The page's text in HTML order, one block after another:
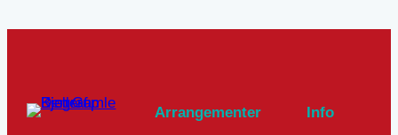
Arrangementer Info